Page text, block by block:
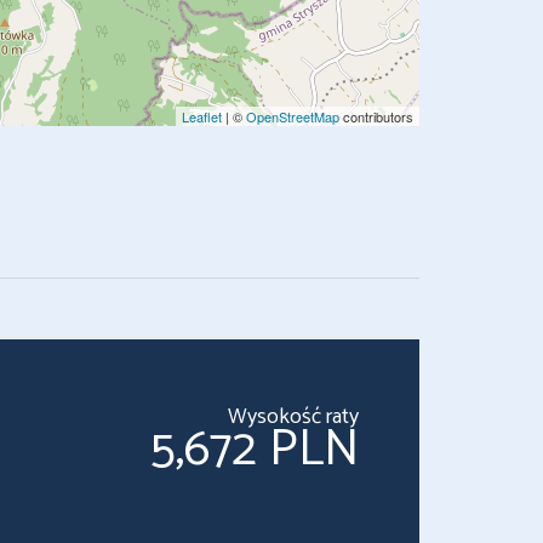
Leaflet | ©OpenStreetMapcontributors
Wysokość raty
5,672 PLN